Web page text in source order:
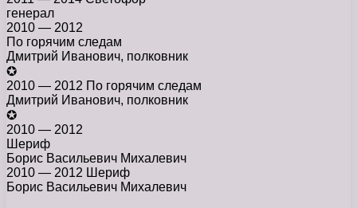
генерал
2010 — 2012
По горячим следам
Дмитрий Иванович, полковник
✪
2010 — 2012 По горячим следам
Дмитрий Иванович, полковник
✪
2010 — 2012
Шериф
Борис Васильевич Михалевич
2010 — 2012 Шериф
Борис Васильевич Михалевич